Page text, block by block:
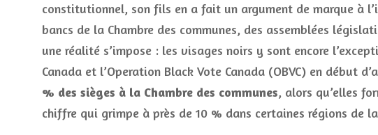
constitutionnel, son fils en a fait un argument de marque à
bancs de la Chambre des communes, des assemblées
une réalité s’impose : les visages noirs y sont encore
Canada et l’Operation Black Vote Canada (OBVC) en début
% des sièges à la Chambre des communes, alors qu’elles
chiffre qui grimpe à près de 10 % dans certaines régions de